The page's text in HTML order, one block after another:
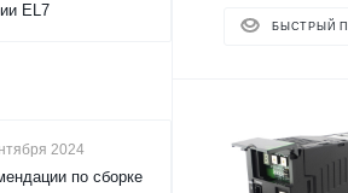
БЫСТРЫЙ
EL7
2024
по сборке